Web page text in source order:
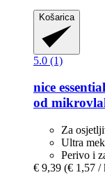
Košarica
5.0 (1)
nice
od
Za
Ultra
Perivo i
€ 9,39 (€ 1,57 /